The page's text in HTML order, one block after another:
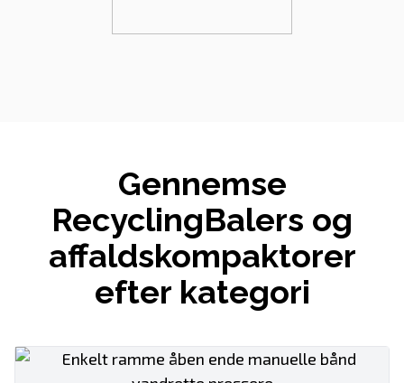
Gennemse
RecyclingBalers og
affaldskompaktorer
efter kategori